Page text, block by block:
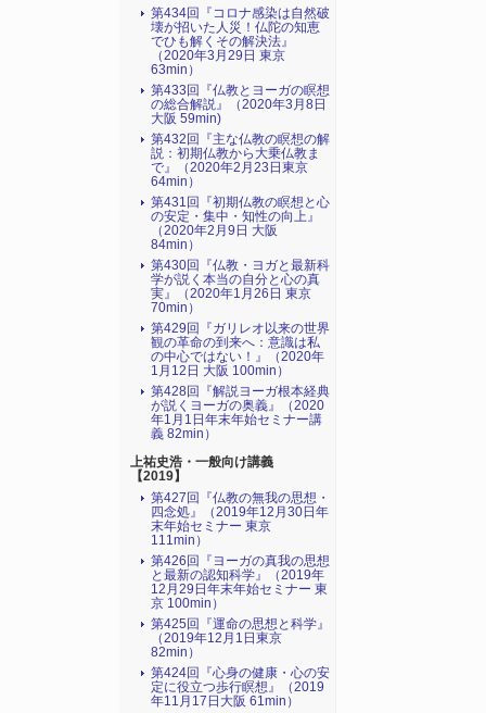
第434回『コロナ感染は自然破
壊が招いた人災！仏陀の知恵
でひも解くその解決法』
（2020年3月29日 東京
63min）
第433回『仏教とヨーガの瞑想
の総合解説』（2020年3月8日
大阪 59min)
第432回『主な仏教の瞑想の解
説：初期仏教から大乗仏教ま
で』（2020年2月23日東京
64min）
第431回『初期仏教の瞑想と心
の安定・集中・知性の向上』
（2020年2月9日 大阪
84min）
第430回『仏教・ヨガと最新科
学が説く本当の自分と心の真
実』（2020年1月26日 東京
70min）
第429回『ガリレオ以来の世界
観の革命の到来へ：意識は私
の中心ではない！』（2020年
1月12日 大阪 100min）
第428回『解説ヨーガ根本経典
が説くヨーガの奥義』（2020
年1月1日年末年始セミナー講
義 82min）
上祐史浩・一般向け講義
【2019】
第427回『仏教の無我の思想・
四念処』（2019年12月30日年
末年始セミナー 東京
111min）
第426回『ヨーガの真我の思想
と最新の認知科学』（2019年
12月29日年末年始セミナー 東
京 100min）
第425回『運命の思想と科学』
（2019年12月1日東京
82min）
第424回『心身の健康・心の安
定に役立つ歩行瞑想』（2019
年11月17日大阪 61min）